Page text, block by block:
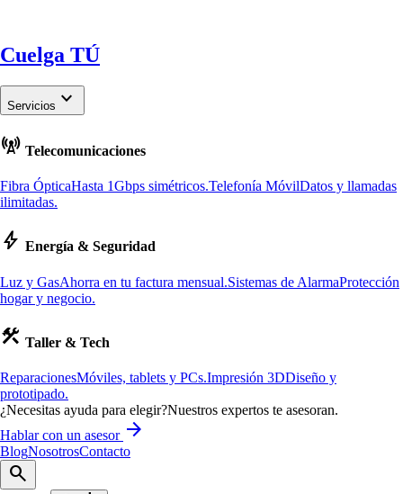
Cuelga TÚ
Servicios keyboard_arrow_down
cell_tower Telecomunicaciones
Fibra ÓpticaHasta 1Gbps simétricos.Telefonía MóvilDatos y llamadas
ilimitadas.
bolt Energía & Seguridad
Luz y GasAhorra en tu factura mensual.Sistemas de AlarmaProtección
hogar y negocio.
construction Taller & Tech
ReparacionesMóviles, tablets y PCs.Impresión 3DDiseño y
prototipado.
¿Necesitas ayuda para elegir?Nuestros expertos te asesoran.
Hablar con un asesor arrow_forward
BlogNosotrosContacto
search